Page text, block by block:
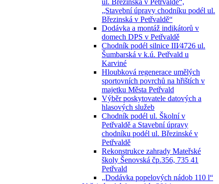
ul. Březinská v Petřvaldě“,
„Stavební úpravy chodníku podél ul.
Březinská v Petřvaldě“
Dodávka a montáž indikátorů v
domech DPS v Petřvaldě
Chodník podél silnice III⁄4726 ul.
Šumbarská v k.ú. Petřvald u
Karviné
Hloubková regenerace umělých
sportovních povrchů na hřištích v
majetku Města Petřvald
Výběr poskytovatele datových a
hlasových služeb
Chodník podél ul. Školní v
Petřvaldě a Stavební úpravy
chodníku podél ul. Březinské v
Petřvaldě
Rekonstrukce zahrady Mateřské
školy Šenovská čp.356, 735 41
Petřvald
„Dodávka popelových nádob 110 l“